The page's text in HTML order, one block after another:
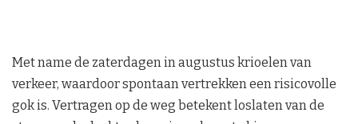
Met name de zaterdagen in augustus krioelen van
verkeer, waardoor spontaan vertrekken een risicovolle
gok is. Vertragen op de weg betekent loslaten van de